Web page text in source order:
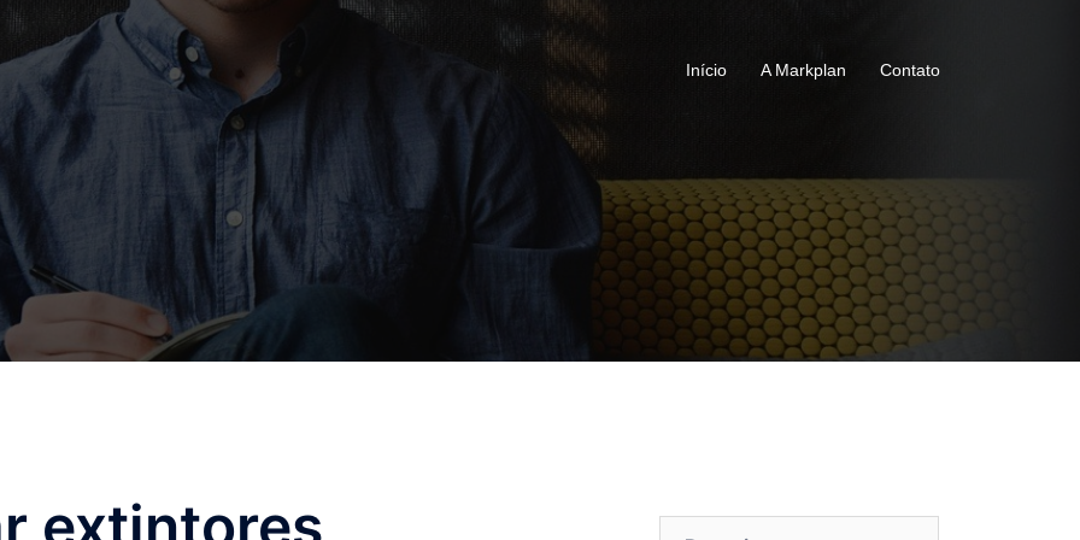
Início A Markplan Contato